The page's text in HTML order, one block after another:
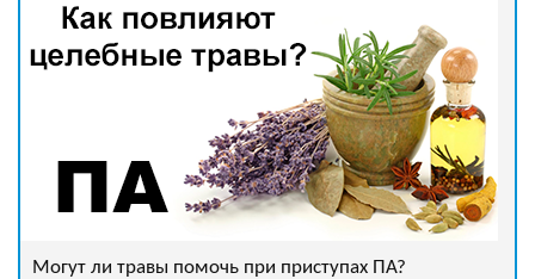
Могут ли травы помочь при приступах ПА?